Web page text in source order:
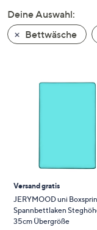
nach
unten
oder
rechts,
um
diese
anzuzeigen.
Deine Auswahl:
Bettwäsche
Versand gratis
JERYMOOD uni
Spannbettlaken
35cm Übergröße